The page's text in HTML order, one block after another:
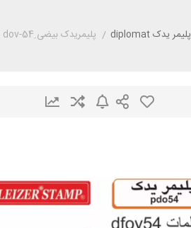
پليمر يدک diplomat / پلیمریدک بیضی ِDiplomat dov-54